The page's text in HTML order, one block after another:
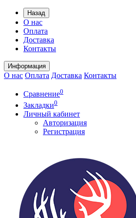
Назад
О нас
Оплата
Доставка
Контакты
Информация
О нас Оплата Доставка Контакты
Сравнение0
Закладки0
Личный кабинет
Авторизация
Регистрация